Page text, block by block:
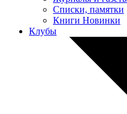
Списки, памятки
Книги Новинки
Клубы